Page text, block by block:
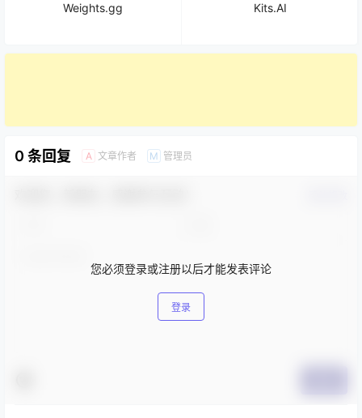
Weights.gg Kits.AI
0 条回复 A 文章作者 M 管理员
您必须登录或注册以后才能发表评论
登录